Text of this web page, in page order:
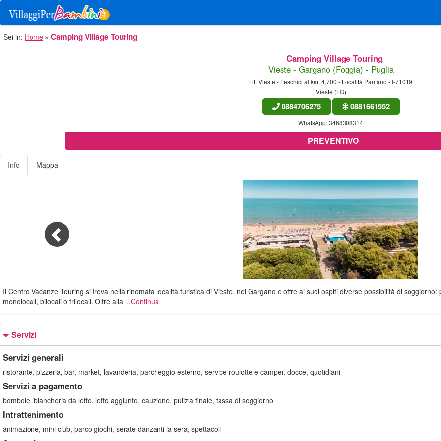
Sei in: Home Camping Village Touring
Camping Village Touring
Vieste - Gargano (Foggia) - Puglia
Lit. Vieste - Peschici al km. 4,700 - Località Pantano - I-71019
Vieste (FG)
0884706275 0881661552
WhatsApp:3468308314
PREVENTIVO
Info Mappa
1/44
Il Centro Vacanze Touring si trova nella rinomata località turistica di Vieste, nel Gargano e offre ai suoi ospiti diverse possibilità di
monolocali, bilocali o trilocali. Oltre alla ...Continua
Servizi
Servizi generali
ristorante, pizzeria, bar, market, lavanderia, parcheggio esterno, service roulotte e camper, docce, quotidiani
Servizi a pagamento
bombole, biancheria da letto, letto aggiunto, cauzione, pulizia finale, tassa di soggiorno
Intrattenimento
animazione, mini club, parco giochi, serate danzanti la sera, spettacoli